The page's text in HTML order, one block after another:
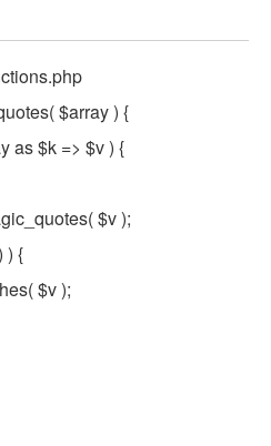
$array ) {
as $k => $v ) {
$v );
) {
$v );